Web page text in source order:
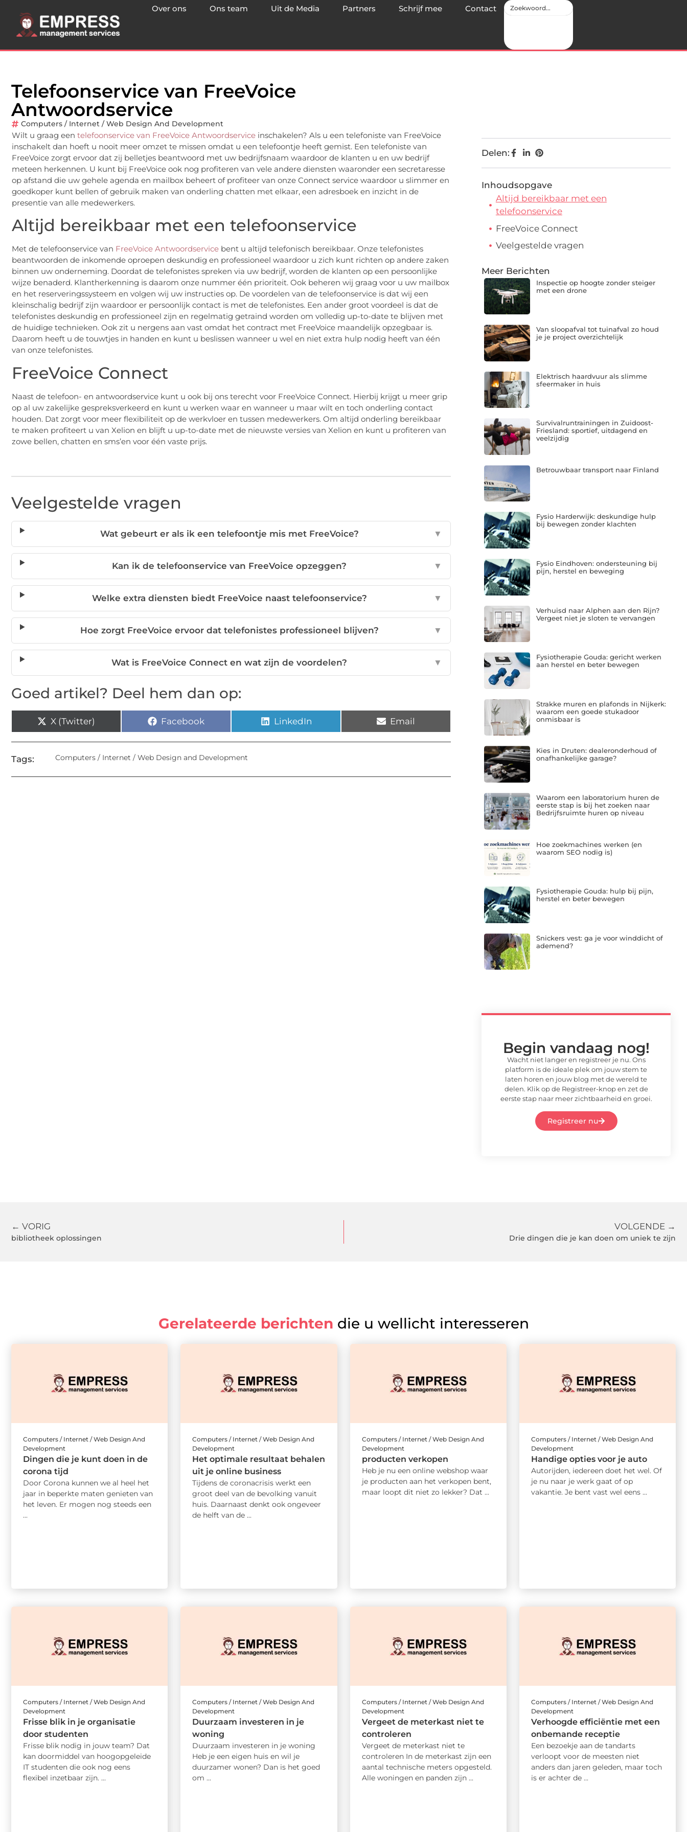
Over ons Ons team Uit de Media Partners Schrijf mee Contact
Telefoonservice van FreeVoice
Antwoordservice
Computers / Internet / Web Design And Development
Wilt u graag een telefoonservice van FreeVoice Antwoordservice inschakelen? Als u een telefoniste van FreeVoice
inschakelt dan hoeft u nooit meer omzet te missen omdat u een telefoontje heeft gemist. Een telefoniste van
FreeVoice zorgt ervoor dat zij belletjes beantwoord met uw bedrijfsnaam waardoor de klanten u en uw bedrijf
meteen herkennen. U kunt bij FreeVoice ook nog profiteren van vele andere diensten waaronder een secretaresse
op afstand die uw gehele agenda en mailbox beheert of profiteer van onze Connect service waardoor u slimmer en
goedkoper kunt bellen of gebruik maken van onderling chatten met elkaar, een adresboek en inzicht in de
presentie van alle medewerkers.
Altijd bereikbaar met een telefoonservice
Met de telefoonservice van FreeVoice Antwoordservice bent u altijd telefonisch bereikbaar. Onze telefonistes
beantwoorden de inkomende oproepen deskundig en professioneel waardoor u zich kunt richten op andere zaken
binnen uw onderneming. Doordat de telefonistes spreken via uw bedrijf, worden de klanten op een persoonlijke
wijze benaderd. Klantherkenning is daarom onze nummer één prioriteit. Ook beheren wij graag voor u uw mailbox
en het reserveringssysteem en volgen wij uw instructies op. De voordelen van de telefoonservice is dat wij een
kleinschalig bedrijf zijn waardoor er persoonlijk contact is met de telefonistes. Een ander groot voordeel is dat de
telefonistes deskundig en professioneel zijn en regelmatig getraind worden om volledig up-to-date te blijven met
de huidige technieken. Ook zit u nergens aan vast omdat het contract met FreeVoice maandelijk opzegbaar is.
Daarom heeft u de touwtjes in handen en kunt u beslissen wanneer u wel en niet extra hulp nodig heeft van één
van onze telefonistes.
FreeVoice Connect
Naast de telefoon- en antwoordservice kunt u ook bij ons terecht voor FreeVoice Connect. Hierbij krijgt u meer grip
op al uw zakelijke gespreksverkeerd en kunt u werken waar en wanneer u maar wilt en toch onderling contact
houden. Dat zorgt voor meer flexibiliteit op de werkvloer en tussen medewerkers. Om altijd onderling bereikbaar
te maken profiteert u van Xelion en blijft u up-to-date met de nieuwste versies van Xelion en kunt u profiteren van
zowe bellen, chatten en sms’en voor één vaste prijs.
Veelgestelde vragen
Wat gebeurt er als ik een telefoontje mis met FreeVoice? ▼
Kan ik de telefoonservice van FreeVoice opzeggen? ▼
Welke extra diensten biedt FreeVoice naast telefoonservice? ▼
Hoe zorgt FreeVoice ervoor dat telefonistes professioneel blijven? ▼
Wat is FreeVoice Connect en wat zijn de voordelen? ▼
Goed artikel? Deel hem dan op:
X (Twitter) Facebook LinkedIn Email
Tags: Computers / Internet / Web Design and Development
Delen:
Inhoudsopgave
Altijd bereikbaar met een
telefoonservice
FreeVoice Connect
Veelgestelde vragen
Meer Berichten
Inspectie op hoogte zonder steiger
met een drone
Van sloopafval tot tuinafval zo houd
je je project overzichtelijk
Elektrisch haardvuur als slimme
sfeermaker in huis
Survivalruntrainingen in Zuidoost-
Friesland: sportief, uitdagend en
veelzijdig
Betrouwbaar transport naar Finland
Fysio Harderwijk: deskundige hulp
bij bewegen zonder klachten
Fysio Eindhoven: ondersteuning bij
pijn, herstel en beweging
Verhuisd naar Alphen aan den Rijn?
Vergeet niet je sloten te vervangen
Fysiotherapie Gouda: gericht werken
aan herstel en beter bewegen
Strakke muren en plafonds in Nijkerk:
waarom een goede stukadoor
onmisbaar is
Kies in Druten: dealeronderhoud of
onafhankelijke garage?
Waarom een laboratorium huren de
eerste stap is bij het zoeken naar
Bedrijfsruimte huren op niveau
Hoe zoekmachines werken (en
waarom SEO nodig is)
Fysiotherapie Gouda: hulp bij pijn,
herstel en beter bewegen
Snickers vest: ga je voor winddicht of
ademend?
Begin vandaag nog!
Wacht niet langer en registreer je nu. Ons
platform is de ideale plek om jouw stem te
laten horen en jouw blog met de wereld te
delen. Klik op de Registreer-knop en zet de
eerste stap naar meer zichtbaarheid en groei.
Registreer nu
← VORIG
bibliotheek oplossingen
VOLGENDE →
Drie dingen die je kan doen om uniek te zijn
Gerelateerde berichten die u wellicht interesseren
Computers / Internet / Web Design And
Development
Dingen die je kunt doen in de
corona tijd
Door Corona kunnen we al heel het
jaar in beperkte maten genieten van
het leven. Er mogen nog steeds een
...
Computers / Internet / Web Design And
Development
Het optimale resultaat behalen
uit je online business
Tijdens de coronacrisis werkt een
groot deel van de bevolking vanuit
huis. Daarnaast denkt ook ongeveer
de helft van de ...
Computers / Internet / Web Design And
Development
producten verkopen
Heb je nu een online webshop waar
je producten aan het verkopen bent,
maar loopt dit niet zo lekker? Dat ...
Computers / Internet / Web Design And
Development
Handige opties voor je auto
Autorijden, iedereen doet het wel. Of
je nu naar je werk gaat of op
vakantie. Je bent vast wel eens ...
Computers / Internet / Web Design And
Development
Frisse blik in je organisatie
door studenten
Frisse blik nodig in jouw team? Dat
kan doormiddel van hoogopgeleide
IT studenten die ook nog eens
flexibel inzetbaar zijn. ...
Computers / Internet / Web Design And
Development
Duurzaam investeren in je
woning
Duurzaam investeren in je woning
Heb je een eigen huis en wil je
duurzamer wonen? Dan is het goed
om ...
Computers / Internet / Web Design And
Development
Vergeet de meterkast niet te
controleren
Vergeet de meterkast niet te
controleren In de meterkast zijn een
aantal technische meters opgesteld.
Alle woningen en panden zijn ...
Computers / Internet / Web Design And
Development
Verhoogde efficiëntie met een
onbemande receptie
Een bezoekje aan de tandarts
verloopt voor de meesten niet
anders dan jaren geleden, maar toch
is er achter de ...